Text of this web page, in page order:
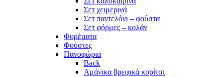
Σετ χειμερινά
Σετ παντελόνι – φούστα
Σετ φόρμες – κολάν
Φορέματα
Φούστες
Πανοφώρια
Back
Αμάνικα βρεφικά κορίτσι